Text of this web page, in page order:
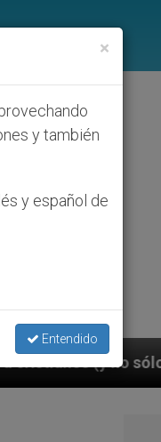
en Tierra Santa
×
y también
y español de
Entendido